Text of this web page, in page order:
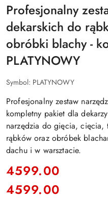
Profesjonalny
dekarskich do
obróbki blachy -
PLATYNOWY
Symbol: PLATYNOWY
Profesjonalny zestaw
kompletny pakiet dla
narzędzia do gięcia, cięcia,
rąbków oraz obróbek
dachu i w warsztacie.
cena:
4599.00
Cena:
4599.00